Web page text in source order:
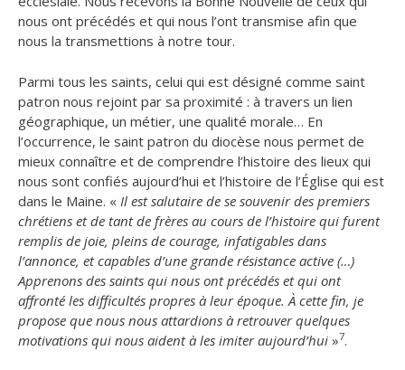
nous ont précédés et qui nous l’ont transmise afin que
nous la transmettions à notre tour.
Parmi tous les saints, celui qui est désigné comme saint
patron nous rejoint par sa proximité : à travers un lien
géographique, un métier, une qualité morale… En
l’occurrence, le saint patron du diocèse nous permet de
mieux connaître et de comprendre l’histoire des lieux qui
nous sont confiés aujourd’hui et l’histoire de l’Église qui est
dans le Maine. « Il est salutaire de se souvenir des premiers
chrétiens et de tant de frères au cours de l’histoire qui furent
remplis de joie, pleins de courage, infatigables dans
l’annonce, et capables d’une grande résistance active (…)
Apprenons des saints qui nous ont précédés et qui ont
affronté les difficultés propres à leur époque. À cette fin, je
propose que nous nous attardions à retrouver quelques
motivations qui nous aident à les imiter aujourd’hui »7.